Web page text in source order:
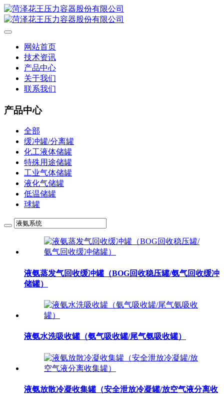
网站首页
技术资讯
产品中心
关于我们
联系我们
产品中心
全部
缓冲罐/分离罐
化工液体储罐
特殊用途储罐
工业气体储罐
液化气储罐
低温储罐
球罐
液氨蒸发气回收缓冲罐（BOG回收稳压罐/氨气回收缓冲
储罐）
液氨水洗吸收罐（氨气吸收罐/尾气氨吸收罐）
液氨放散冷凝收集罐（安全泄放冷凝罐/放空气液分离收